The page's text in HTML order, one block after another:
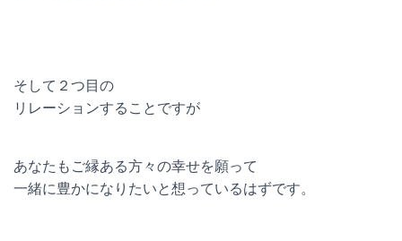
そして２つ目の
リレーションすることですが
あなたもご縁ある方々の幸せを願って
一緒に豊かになりたいと想っているはずです。